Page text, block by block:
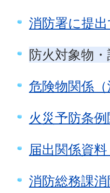
消防署に提
防火対象物
危険物関係
火災予防条
届出関係資
消防総務課